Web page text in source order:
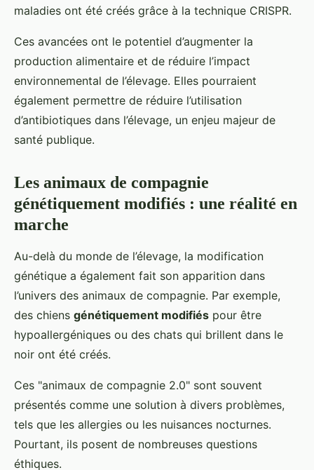
maladies ont été créés grâce à la technique CRISPR.
Ces avancées ont le potentiel d’augmenter la
production alimentaire et de réduire l’impact
environnemental de l’élevage. Elles pourraient
également permettre de réduire l’utilisation
d’antibiotiques dans l’élevage, un enjeu majeur de
santé publique.
Les animaux de compagnie
génétiquement modifiés : une réalité en
marche
Au-delà du monde de l’élevage, la modification
génétique a également fait son apparition dans
l’univers des animaux de compagnie. Par exemple,
des chiens génétiquement modifiés pour être
hypoallergéniques ou des chats qui brillent dans le
noir ont été créés.
Ces "animaux de compagnie 2.0" sont souvent
présentés comme une solution à divers problèmes,
tels que les allergies ou les nuisances nocturnes.
Pourtant, ils posent de nombreuses questions
éthiques.